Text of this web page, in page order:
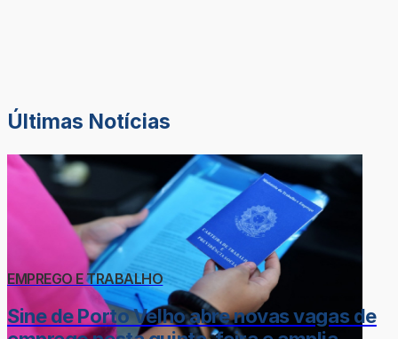
Últimas Notícias
EMPREGO E TRABALHO
Sine de Porto Velho abre novas vagas de